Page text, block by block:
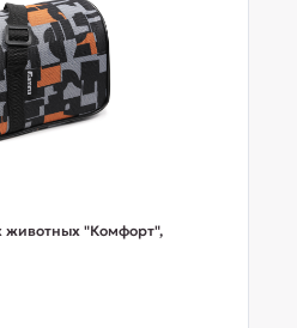
животных "Комфорт",